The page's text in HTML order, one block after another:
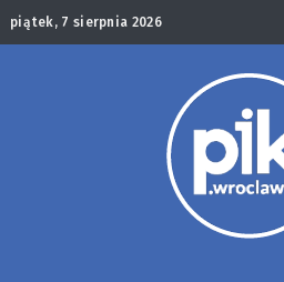
piątek, 7 sierpnia 2026